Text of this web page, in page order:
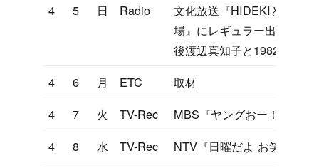
4
5 日 Radio
文化放送『HIDEKIと
場』にレギュラー出演（太
後渡辺真知子と1982年3月
4
6 月 ETC
取材
4
7 火 TV-Rec
MBS『ヤングおー！おー！
4
8 水 TV-Rec
NTV『日曜だよ お笑い劇場